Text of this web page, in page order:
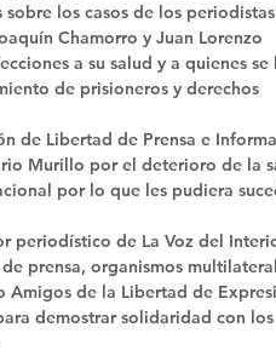
los casos de los
Chamorro y Juan Lorenzo
a su salud y a quienes se
de prisioneros y derechos
de Libertad de Prensa e
Murillo por el deterioro de la
por lo que les pudiera
periodístico de La Voz del
prensa, organismos
de la Libertad de
demostrar solidaridad con los